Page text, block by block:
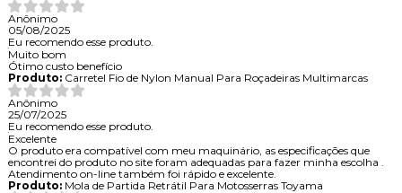
Anônimo
05/08/2025
Eu recomendo esse produto.
Muito bom
Ótimo custo benefício
Produto:Carretel Fio de Nylon Manual Para Roçadeiras Multimarcas
Anônimo
25/07/2025
Eu recomendo esse produto.
Excelente
O produto era compatível com meu maquinário, as especificações que
encontrei do produto no site foram adequadas para fazer minha escolha .
Atendimento on-line também foi rápido e excelente.
Produto:Mola de Partida Retrátil Para Motosserras Toyama